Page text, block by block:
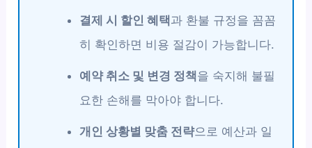
결제 시 할인 혜택과 환불 규정을 꼼꼼
히 확인하면 비용 절감이 가능합니다.
예약 취소 및 변경 정책을 숙지해 불필
요한 손해를 막아야 합니다.
개인 상황별 맞춤 전략으로 예산과 일